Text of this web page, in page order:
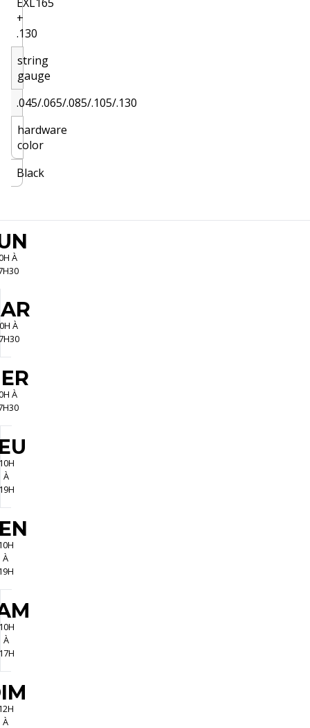
EXL165
+
.130
string
gauge
.045/.065/.085/.105/.130
hardware
color
Black
À
À
À
À
À
À
À